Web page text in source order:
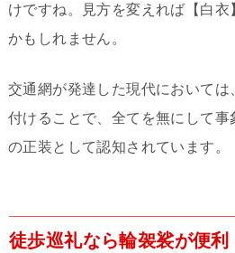
けですね。見方を変えれば【白衣
かもしれません。
交通網が発達した現代において
付けることで、全てを無にして
の正装として認知されています。
徒歩巡礼なら輪袈裟が便利